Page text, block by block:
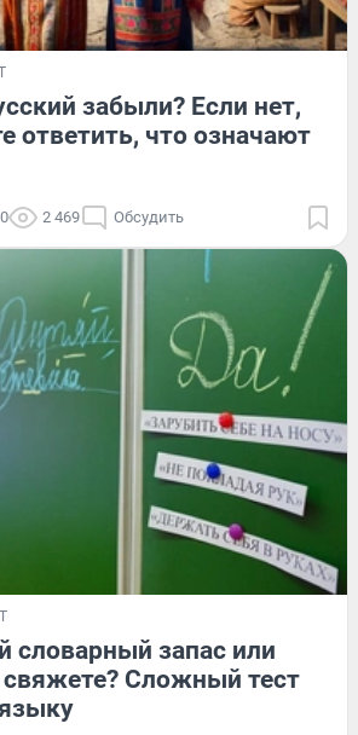
забыли? Если нет,
ответить, что означают
2 469 Обсудить
словарный запас или
свяжете? Сложный тест